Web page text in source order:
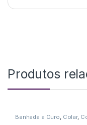
Produtos
Banhada a Ouro, Colar,